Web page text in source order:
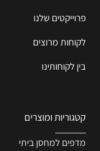
פרוייקטים שלנו
לקוחות מרוצים
בין לקוחותינו
קטגוריות ומוצרים
מדפים למחסן ביתי